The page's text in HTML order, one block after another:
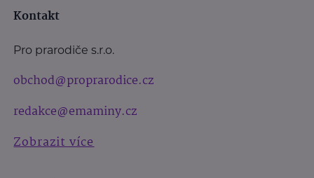
Kontakt
Pro prarodiče s.r.o.
obchod@proprarodice.cz
redakce@emaminy.cz
Zobrazit více